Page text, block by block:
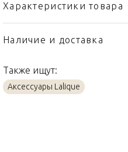
Характеристики товара
Тип товара
Бренд
Страна производителя
Материал
Наличие и доставка
Также ищут:
Аксессуары Lalique